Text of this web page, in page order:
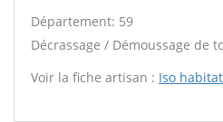
Département: 59
Décrassage / Démoussage de
Voir la fiche artisan : Iso